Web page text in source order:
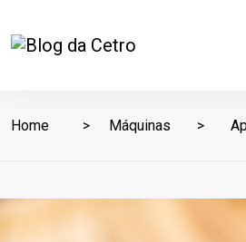
Home Máquinas